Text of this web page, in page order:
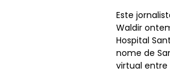
Este
Waldir
Hospital
nome de
virtual entre